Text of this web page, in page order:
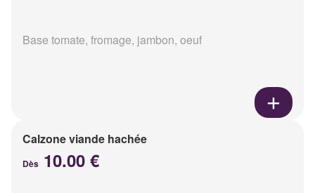
Base tomate, fromage, jambon, oeuf
Calzone viande hachée
Dès 10.00 €